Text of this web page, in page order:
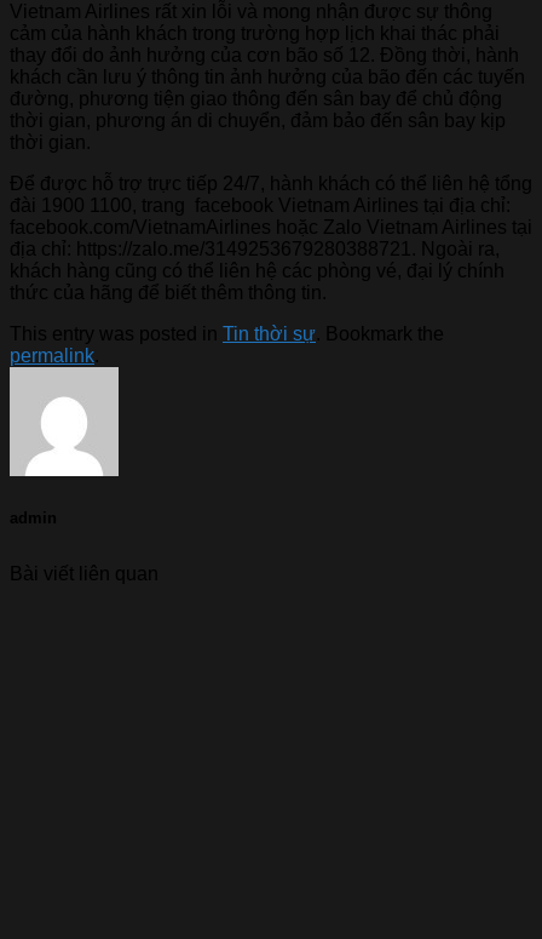
Vietnam Airlines rất xin lỗi và mong nhận được sự thông
cảm của hành khách trong trường hợp lịch khai thác phải
thay đổi do ảnh hưởng của cơn bão số 12. Đồng thời, hành
khách cần lưu ý thông tin ảnh hưởng của bão đến các tuyến
đường, phương tiện giao thông đến sân bay để chủ động
thời gian, phương án di chuyển, đảm bảo đến sân bay kịp
thời gian.
Để được hỗ trợ trực tiếp 24/7, hành khách có thể liên hệ tổng
đài 1900 1100, trang facebook Vietnam Airlines tại địa chỉ:
facebook.com/VietnamAirlines hoặc Zalo Vietnam Airlines tại
địa chỉ: https://zalo.me/3149253679280388721. Ngoài ra,
khách hàng cũng có thể liên hệ các phòng vé, đại lý chính
thức của hãng để biết thêm thông tin.
This entry was posted in Tin thời sự. Bookmark the
permalink.
admin
Bài viết liên quan